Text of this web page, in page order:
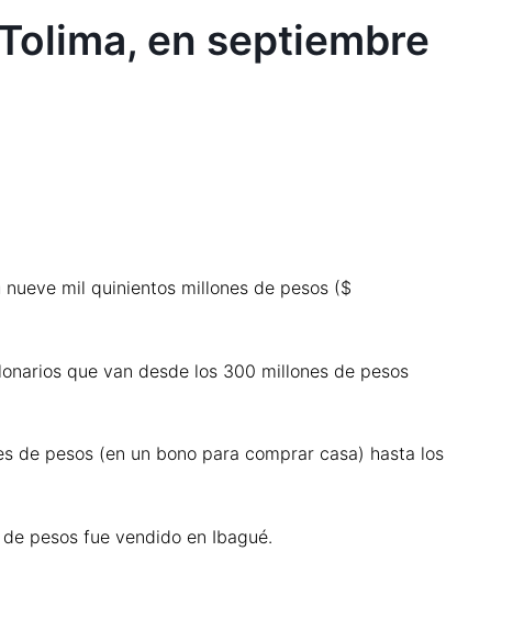
en septiembre
mil quinientos millones de pesos ($
que van desde los 300 millones de pesos
de pesos (en un bono para comprar casa) hasta los
pesos fue vendido en Ibagué.